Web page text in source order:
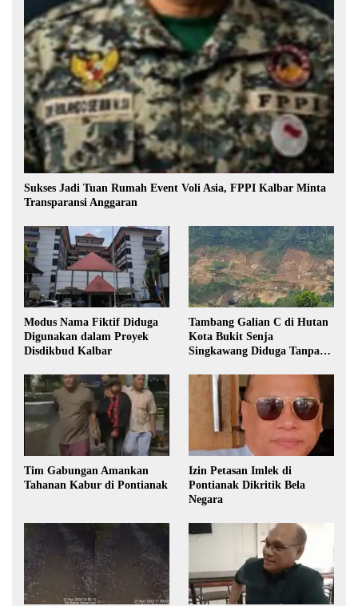
Sukses Jadi Tuan Rumah Event Voli Asia, FPPI Kalbar Minta
Transparansi Anggaran
Modus Nama Fiktif Diduga
Digunakan dalam Proyek
Disdikbud Kalbar
Tambang Galian C di Hutan
Kota Bukit Senja
Singkawang Diduga Tanpa
Tim Gabungan Amankan
Tahanan Kabur di Pontianak
Izin Petasan Imlek di
Pontianak Dikritik Bela
Negara